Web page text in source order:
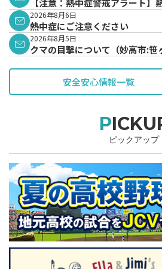
【注意：熱中症警戒アラート
表されています。
2026年8月6日
熱中症にご注意ください
2026年8月5日
クマの目撃について（妙高市:笹
安全安心情報一覧
ピックアップ